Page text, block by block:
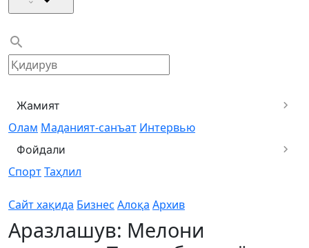
Жамият
Олам Маданият-санъат Интервью
Фойдали
СпортТаҳлил
Сайт хақида Бизнес Алоқа Архив
Аразлашув: Мелони